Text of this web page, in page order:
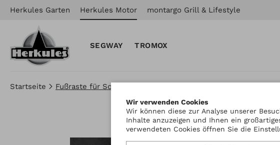
Herkules Garten Herkules Motor montargo Grill & Lifestyle
SEGWAY TROMOX
Startseite Fußraste für Sozius schwarz Quadrift & Gladiator
Wir verwenden Cookies
Wir können diese zur Analyse unserer
Inhalte anzuzeigen und Ihnen ein
verwendeten Cookies öffnen Sie die